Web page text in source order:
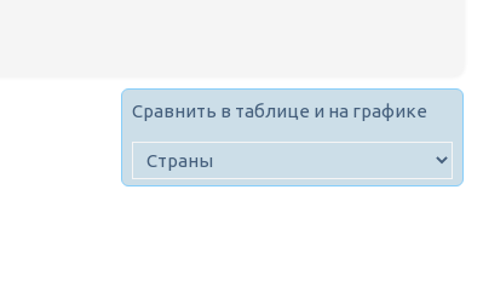
Сравнить в таблице и на графике